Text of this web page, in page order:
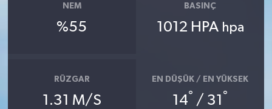
NEM
%55
BASINÇ
1012 HPA hpa
RÜZGAR
1.31 M/S
EN DÜŞÜK / EN YÜKSEK
14° / 31 °